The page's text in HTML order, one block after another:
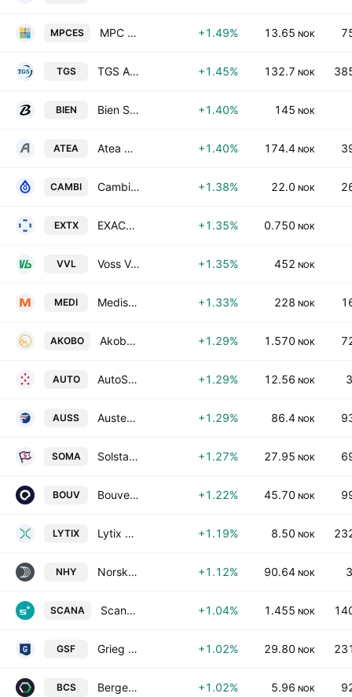
MPCES MPC Energy Solutions NV +1.49% 13.65 NOK
TGS TGS ASA +1.45% 132.7 NOK
BIEN Bien Sparebank ASA +1.40% 145 NOK
ATEA Atea ASA +1.40% 174.4 NOK
CAMBI Cambi ASA +1.38% 22.0 NOK
EXTX EXACT Therapeutics AS +1.35% 0.750 NOK
VVL Voss Veksel- og Landmandsbank ASA +1.35% 452 NOK
MEDI Medistim ASA +1.33% 228 NOK
AKOBO Akobo Minerals AB +1.29% 1.570 NOK
AUTO AutoStore Holdings Ltd. +1.29% 12.56 NOK
AUSS Austevoll Seafood ASA +1.29% 86.4 NOK
SOMA Solstad Maritime ASA +1.27% 27.95 NOK
BOUV Bouvet ASA +1.22% 45.70 NOK
LYTIX Lytix Biopharma ASA +1.19% 8.50 NOK
NHY Norsk Hydro ASA +1.12% 90.64 NOK
SCANA Scana ASA +1.04% 1.455 NOK
GSF Grieg Seafood ASA +1.02% 29.80 NOK
BCS Bergen Carbon Solutions AS +1.02% 5.96 NOK